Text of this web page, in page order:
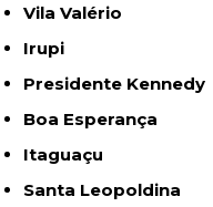
Vila Valério
Irupi
Presidente Kennedy
Boa Esperança
Itaguaçu
Santa Leopoldina